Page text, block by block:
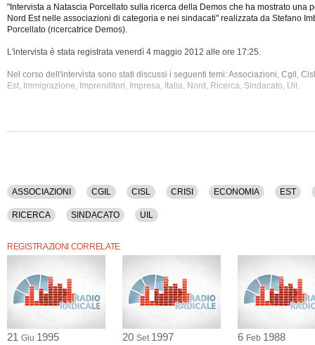
"Intervista a Natascia Porcellato sulla ricerca della Demos che ha mostrato una
Nord Est nelle associazioni di categoria e nei sindacati" realizzata da Stefano
Porcellato (ricercatrice Demos).
L'intervista è stata registrata venerdì 4 maggio 2012 alle ore 17:25.
Nel corso dell'intervista sono stati discussi i seguenti temi: Associazioni, Cgil,
Est, Immigrazione, Imprenditori, Impresa, Italia, Nord, Ricerca, Sindacato, Uil.
ASSOCIAZIONI CGIL CISL CRISI ECONOMIA EST
RICERCA SINDACATO UIL
REGISTRAZIONI CORRELATE
21 Giu 1995 20 Set 1997 6 Feb 1988